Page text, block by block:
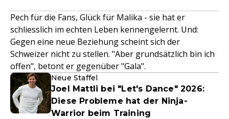
Pech für die Fans, Glück für Malika - sie hat er
schliesslich im echten Leben kennengelernt. Und:
Gegen eine neue Beziehung scheint sich der
Schweizer nicht zu stellen. "Aber grundsätzlich bin ich
offen", betont er gegenüber "Gala".
Neue Staffel
Joel Mattli bei "Let's Dance" 2026:
Diese Probleme hat der Ninja-
Warrior beim Training